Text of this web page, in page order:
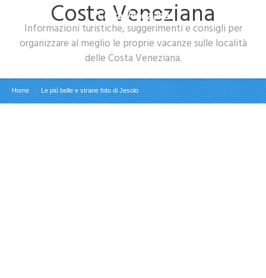
Costa Veneziana
Informazioni turistiche, suggerimenti e consigli per
organizzare al meglio le proprie vacanze sulle località
delle Costa Veneziana.
Home Le più belle e strane foto di Jesolo
Costa Veneziana